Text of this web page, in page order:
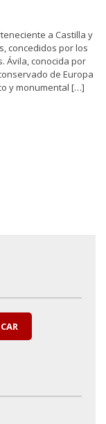
a Castilla y
concedidos por los
Ávila, conocida por
de Europa
y monumental […]